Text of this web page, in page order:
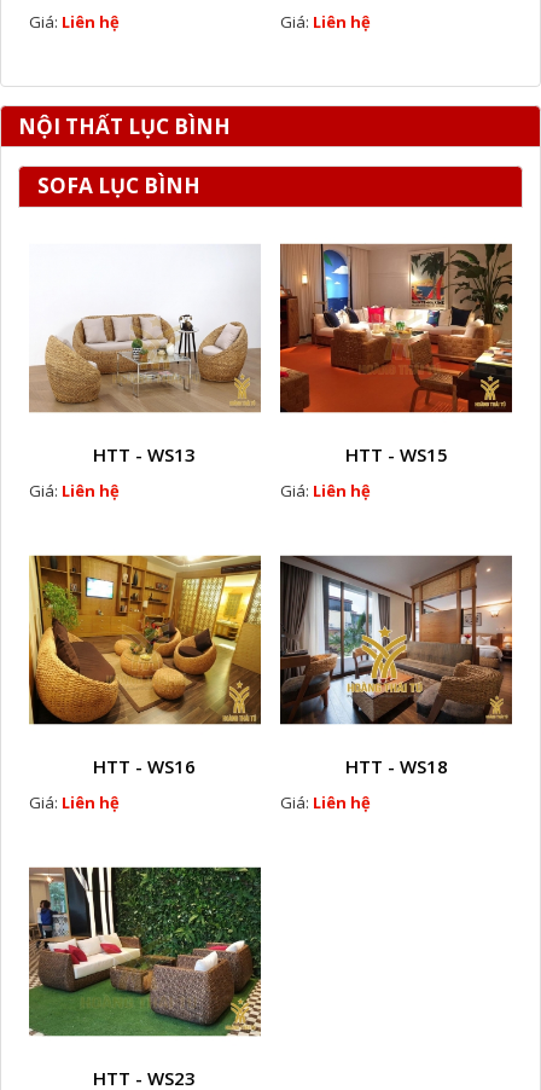
Giá: Liên hệ Giá: Liên hệ
NỘI THẤT LỤC BÌNH
SOFA LỤC BÌNH
HTT - WS13
Giá: Liên hệ
HTT - WS15
Giá: Liên hệ
HTT - WS16
Giá: Liên hệ
HTT - WS18
Giá: Liên hệ
HTT - WS23